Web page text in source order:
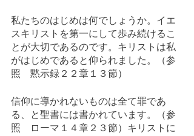
私たちのはじめは何でしょうか。イエ
スキリストを第一にして歩み続けるこ
とが大切であるのです。キリストは私
がはじめであると仰られました。（参
照　黙示録２２章１３節）
信仰に導かれないものは全て罪であ
る、と聖書には書かれています。（参
照　ローマ１４章２３節）キリストに